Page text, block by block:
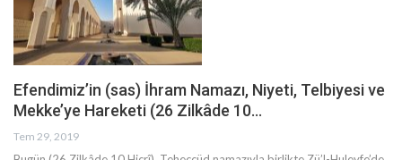
Efendimiz’in (sas) İhram Namazı, Niyeti, Telbiyesi ve
Mekke’ye Hareketi (26 Zilkâde 10…
Tem 29, 2019